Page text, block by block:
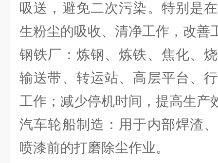
吸送，避免二次污染。特别是
生粉尘的吸收、清净工作，改善
钢铁厂：炼钢、炼铁、焦化、
输送带、转运站、高层平台、
工作；减少停机时间，提高生产
汽车轮船制造：用于内部焊渣
喷漆前的打磨除尘作业。